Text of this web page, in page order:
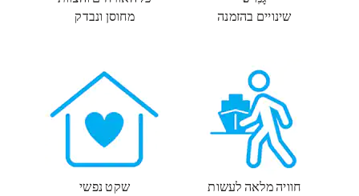
מחוסן ונבדק
שינויים בהזמנה
שקט נפשי
חוויה מלאה לעשות